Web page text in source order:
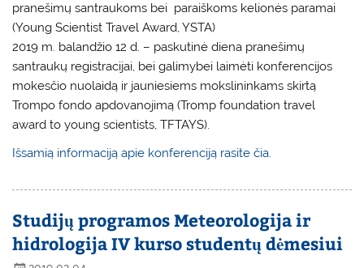
pranešimų santraukoms bei paraiškoms kelionės paramai
(Young Scientist Travel Award, YSTA)
2019 m. balandžio 12 d. – paskutinė diena pranešimų
santraukų registracijai, bei galimybei laimėti konferencijos
mokesčio nuolaidą ir jauniesiems mokslininkams skirtą
Trompo fondo apdovanojimą (Tromp foundation travel
award to young scientists, TFTAYS).
Išsamią informaciją apie konferenciją rasite čia.
Studijų programos Meteorologija ir
hidrologija IV kurso studentų dėmesiui